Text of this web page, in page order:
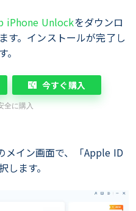
iPhone Unlockをダウンロ
す。インストールが完了し
今すぐ購入
メイン画面で、「Apple ID
ます。